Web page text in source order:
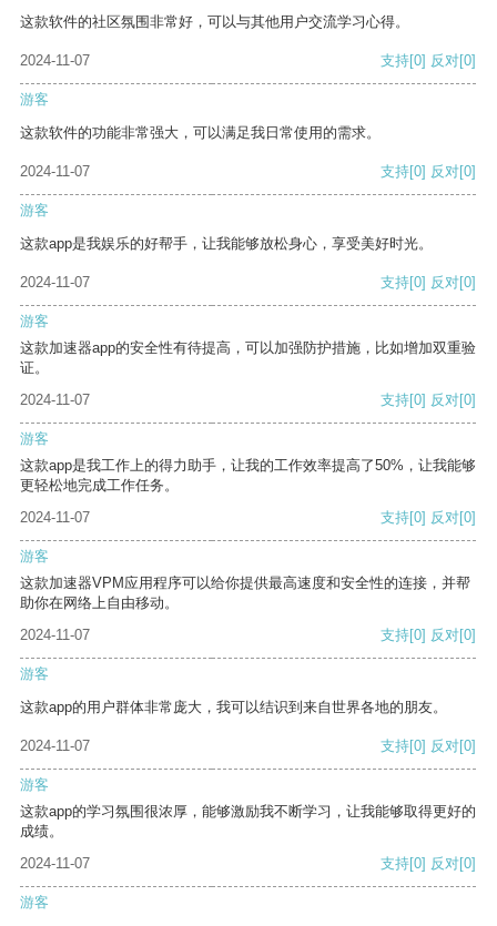
这款软件的社区氛围非常好，可以与其他用户交流学习心得。
2024-11-07 支持[0] 反对[0]
游客
这款软件的功能非常强大，可以满足我日常使用的需求。
2024-11-07 支持[0] 反对[0]
游客
这款app是我娱乐的好帮手，让我能够放松身心，享受美好时光。
2024-11-07 支持[0] 反对[0]
游客
这款加速器app的安全性有待提高，可以加强防护措施，比如增加双重验
证。
2024-11-07
支持[0] 反对[0]
游客
这款app是我工作上的得力助手，让我的工作效率提高了50%，让我能够
更轻松地完成工作任务。
2024-11-07
支持[0] 反对[0]
游客
这款加速器VPM应用程序可以给你提供最高速度和安全性的连接，并帮
助你在网络上自由移动。
2024-11-07
支持[0] 反对[0]
游客
这款app的用户群体非常庞大，我可以结识到来自世界各地的朋友。
2024-11-07 支持[0] 反对[0]
游客
这款app的学习氛围很浓厚，能够激励我不断学习，让我能够取得更好的
成绩。
2024-11-07
支持[0] 反对[0]
游客